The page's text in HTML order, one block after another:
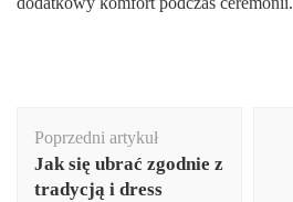
wpisu
Poprzedni artykuł
Jak się ubrać zgodnie z
tradycją i dress